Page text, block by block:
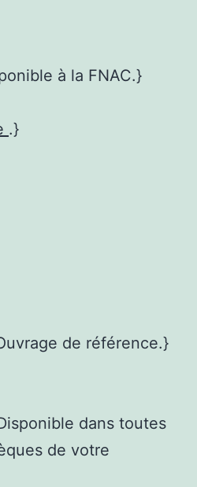
à la FNAC.}
.}
de référence.}
dans toutes
de votre